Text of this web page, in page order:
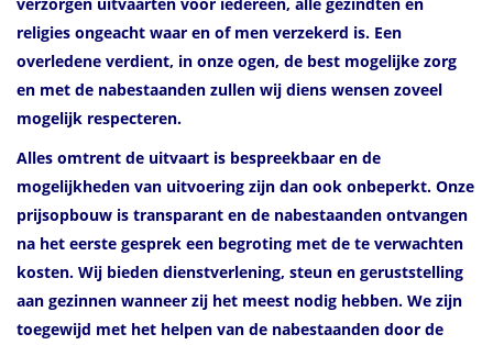
religies ongeacht waar en of men verzekerd is. Een
overledene verdient, in onze ogen, de best mogelijke zorg
en met de nabestaanden zullen wij diens wensen zoveel
mogelijk respecteren.
Alles omtrent de uitvaart is bespreekbaar en de
mogelijkheden van uitvoering zijn dan ook onbeperkt. Onze
prijsopbouw is transparant en de nabestaanden ontvangen
na het eerste gesprek een begroting met de te verwachten
kosten. Wij bieden dienstverlening, steun en geruststelling
aan gezinnen wanneer zij het meest nodig hebben. We zijn
toegewijd met het helpen van de nabestaanden door de